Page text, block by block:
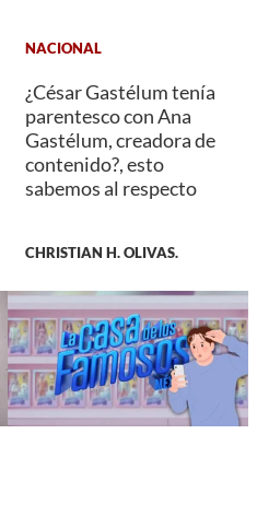
NACIONAL
¿César Gastélum tenía
parentesco con Ana
Gastélum, creadora de
contenido?, esto
sabemos al respecto
CHRISTIAN H. OLIVAS.